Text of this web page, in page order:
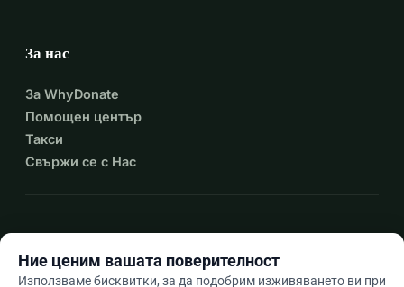
За нас
За WhyDonate
Помощен център
Такси
Свържи се с Нас
Ние ценим вашата поверителност
Използваме бисквитки, за да подобрим изживяването ви при